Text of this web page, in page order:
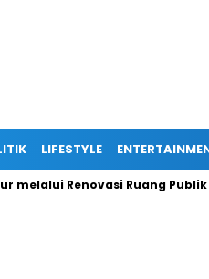
LIFESTYLE
Renovasi Ruang Publik